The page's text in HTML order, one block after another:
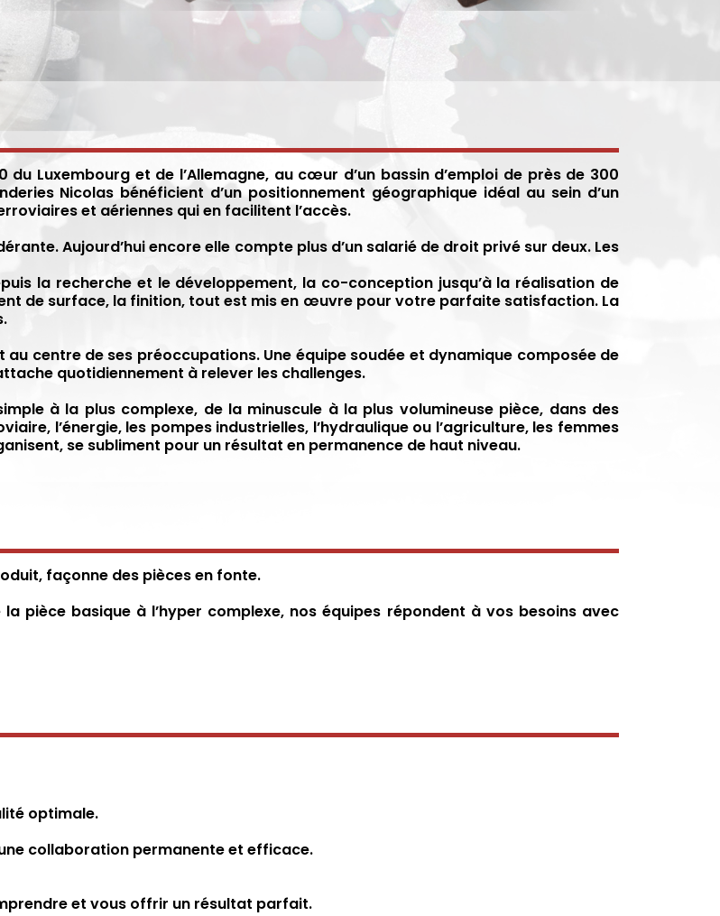
du Luxembourg et de l’Allemagne, au cœur d’un bassin d’emploi de près de 300
Nicolas bénéficient d’un positionnement géographique idéal au sein d’un
et aériennes qui en facilitent l’accès.
Aujourd’hui encore elle compte plus d’un salarié de droit privé sur deux. Les
la recherche et le développement, la co-conception jusqu’à la réalisation de
de surface, la finition, tout est mis en œuvre pour votre parfaite satisfaction. La
centre de ses préoccupations. Une équipe soudée et dynamique composée de
quotidiennement à relever les challenges.
à la plus complexe, de la minuscule à la plus volumineuse pièce, dans des
l’énergie, les pompes industrielles, l’hydraulique ou l’agriculture, les femmes
se subliment pour un résultat en permanence de haut niveau.
façonne des pièces en fonte.
pièce basique à l’hyper complexe, nos équipes répondent à vos besoins avec
optimale.
collaboration permanente et efficace.
et vous offrir un résultat parfait.